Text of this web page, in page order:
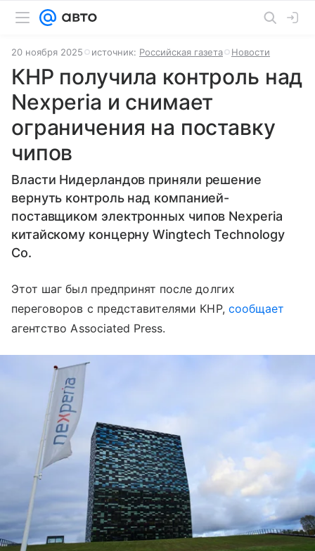
20 ноября 2025 источник: Российская газета Новости
КНР получила контроль над
Nexperia и снимает
ограничения на поставку
чипов
Власти Нидерландов приняли решение
вернуть контроль над компанией-
поставщиком электронных чипов Nexperia
китайскому концерну Wingtech Technology
Co.
Этот шаг был предпринят после долгих
переговоров с представителями КНР, сообщает
агентство Associated Press.